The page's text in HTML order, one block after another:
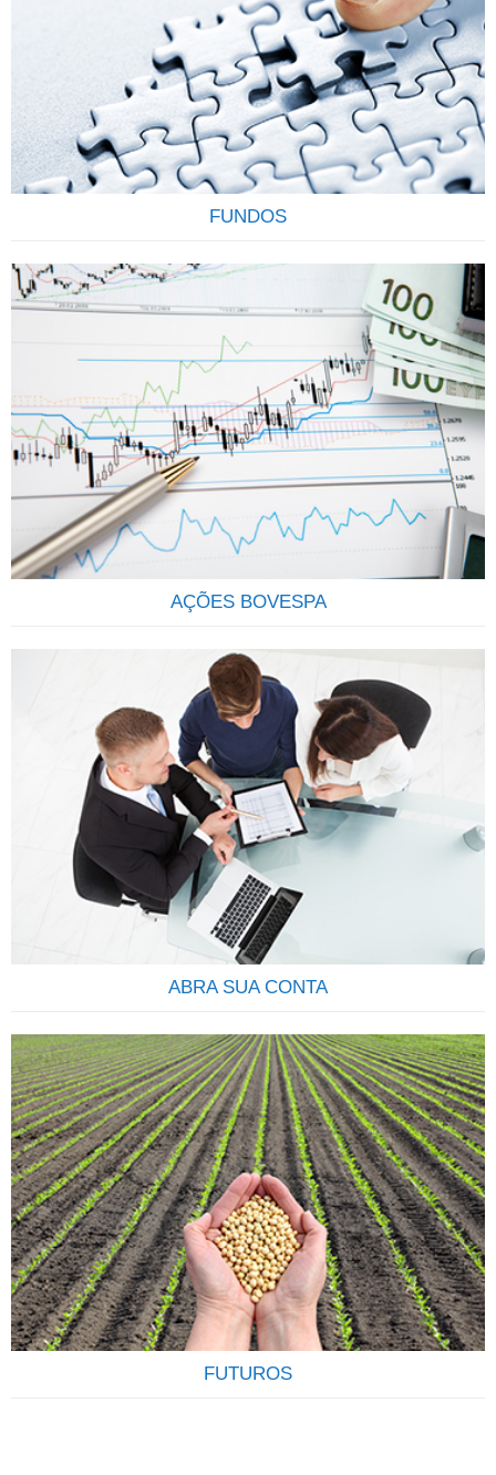
registrado em nome do cliente (CPF/CNPJ) junto a CETIP, o
que garante transparência e segurança. Todo cliente
também conta com a garantia do FGC (Fundo Garantidor
de Crédito) até R$ 250.000,00 por CPF, por instituição
financeira para os títulos de CDB, LCI, LCA e LC.
Contamos…
OS FUNDOS DE INVESTIMENTOS SÃO CONFIÁVEIS E
RENTÁVEIS Os Fundos de Investimentos funcionam como
um condomínio onde os investidores, conhecidos como
cotistas, investem suas economias no mercado financeiro e
de capitais, com o objetivo de rentabiliza-las através da
aquisição de uma carteira de títulos ou valores mobiliários.
Ao comprar cotas de determinado fundo, os cotistas
estarão…
FUNDOS
QUE TAL SER SÓCIO DAS MAIS IMPORTANTES
EMPRESAS DO BRASIL? Através do investimento em ações
você se torna sócio de uma grande empresa, passando a
deter uma parcela do Capital Social, participando dos lucros
e da valorização da empresa.AÇÃO: É um pedaço do capital
da empresa que é negociado em bolsa. É considerado um
investimento em…
AÇÕES BOVESPA
COMECE A INVESTIR Descubra qual o seu perfil e os
produtos que mais se ajustam às suas necessidades.Tenha
em mente que seus objetivos podem sofrer alterações, e
que constância, disciplina e compromisso são os elementos
mais importantes para o sucesso de seu investimento. Veja
como é fácil e rápido abrir uma conta na Terra
Investimentos,…
ABRA SUA CONTA
FUTUROS